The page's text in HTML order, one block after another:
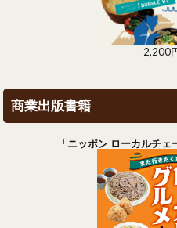
2,200
商業出版書籍
「ニッポン ローカルチェ